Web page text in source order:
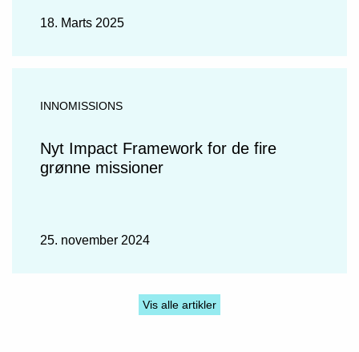
18. Marts 2025
INNOMISSIONS
Nyt Impact Framework for de fire
grønne missioner
25. november 2024
Vis alle artikler